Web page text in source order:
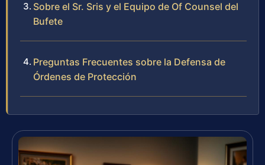
Sobre el Sr. Sris y el Equipo de Of Counsel del
Bufete
Preguntas Frecuentes sobre la Defensa de
Órdenes de Protección